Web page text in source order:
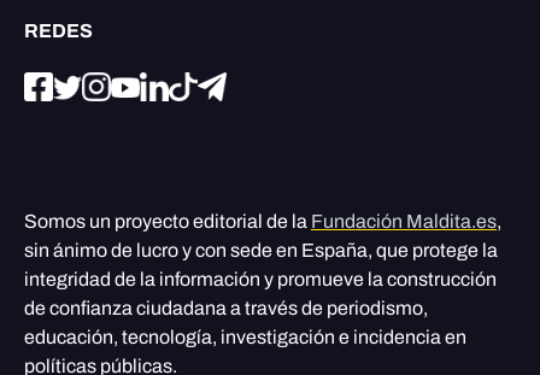
REDES
Somos un proyecto editorial de la Fundación Maldita.es,
sin ánimo de lucro y con sede en España, que protege la
integridad de la información y promueve la construcción
de confianza ciudadana a través de periodismo,
educación, tecnología, investigación e incidencia en
políticas públicas.